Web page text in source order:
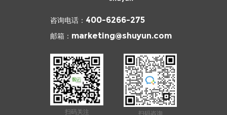
咨询电话： 400-6266-275
邮箱： marketing@shuyun.com
扫码关注 扫码咨询